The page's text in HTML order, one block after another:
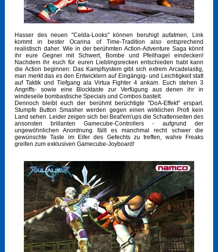
Hasser des neuen "Celda-Looks" können beruhigt aufatmen, Link
kommt in bester Ocarina of Time-Tradition also entsprechend
realistisch daher. Wie in der berühmten Action-Adventure Saga könnt
ihr eure Gegner mit Schwert, Bombe und Pfeilhagel eindecken!
Nachdem ihr euch für euren Lieblingsrecken entschieden habt kann
die Action beginnen: Das Kampfsystem gibt sich extrem Arcadelastig,
man merkt das es den Entwicklern auf Eingängig- und Leichtigkeit statt
auf Taktik und Tiefgang ala Virtua Fighter 4 ankam. Euch stehen 3
Angriffs- sowie eine Blocktaste zur Verfügung aus denen ihr in
windeseile bombastische Specials und Combos bastelt.
Dennoch bleibt euch der berühmt berüchtigte "DoA-Effekt" erspart.
Stumpfe Button Smasher werden gegen einen wirklichen Profi kein
Land sehen. Leider zeigen sich bei Beat'em'ups die Schattenseiten des
ansonsten brillanten Gamecube-Controllers - aufgrund der
ungewöhnlichen Anordnung fällt es manchmal recht schwer die
gewünschte Taste im Eifer des Gefechts zu treffen, wahre Freaks
greifen zum exklusiven Gamecube-Joyboard!